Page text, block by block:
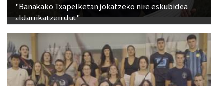
"Banakako Txapelketan jokatzeko nire eskubidea
aldarrikatzen dut"